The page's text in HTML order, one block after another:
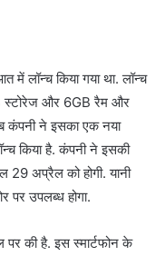
लॉन्च किया गया था. लॉन्च
स्टोरेज और 6GB रैम और
कंपनी ने इसका एक नया
किया है. कंपनी ने इसकी
अप्रैल को होगी. यानी
पर उपलब्ध होगा.
पर की है. इस स्मार्टफोन के